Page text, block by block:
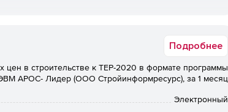
Подробнее
цен в строительстве к ТЕР-2020 в формате программы
АРОС- Лидер (ООО Стройинформресурс), за 1 месяц
Электронный